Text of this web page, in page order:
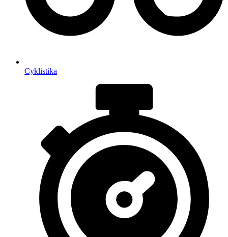
Cyklistika